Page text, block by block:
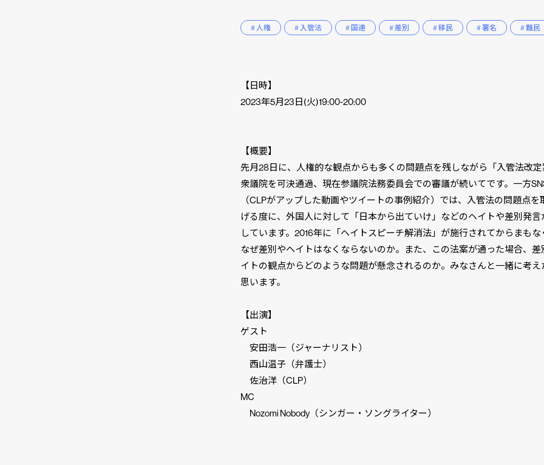
# 人権 # 入管法 # 国連 # 差別 # 移民 # 署名 # 難民
【日時】
2023年5月23日(火)19:00-20:00
【概要】
先月28日に、人権的な観点からも多くの問題点を残しながら「入管法改
衆議院を可決通過、現在参議院法務委員会での審議が続いてです。一方
（CLPがアップした動画やツイートの事例紹介）では、入管法の問題点を
げる度に、外国人に対して「日本から出ていけ」などのヘイトや差別発言
しています。2016年に「ヘイトスピーチ解消法」が施行されてからまもな
なぜ差別やヘイトはなくならないのか。また、この法案が通った場合、差
イトの観点からどのような問題が懸念されるのか。みなさんと一緒に考え
思います。
【出演】
ゲスト
安田浩一（ジャーナリスト）
西山温子（弁護士）
佐治洋（CLP）
MC
Nozomi Nobody（シンガー・ソングライター）